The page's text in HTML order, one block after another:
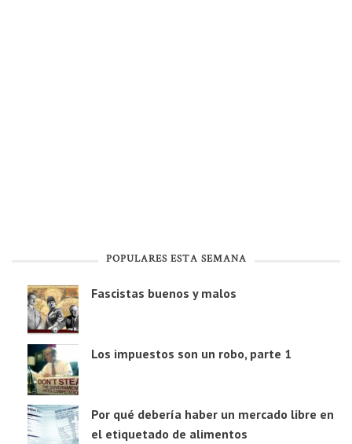
POPULARES ESTA SEMANA
Fascistas buenos y malos
Los impuestos son un robo, parte 1
Por qué debería haber un mercado libre en
el etiquetado de alimentos